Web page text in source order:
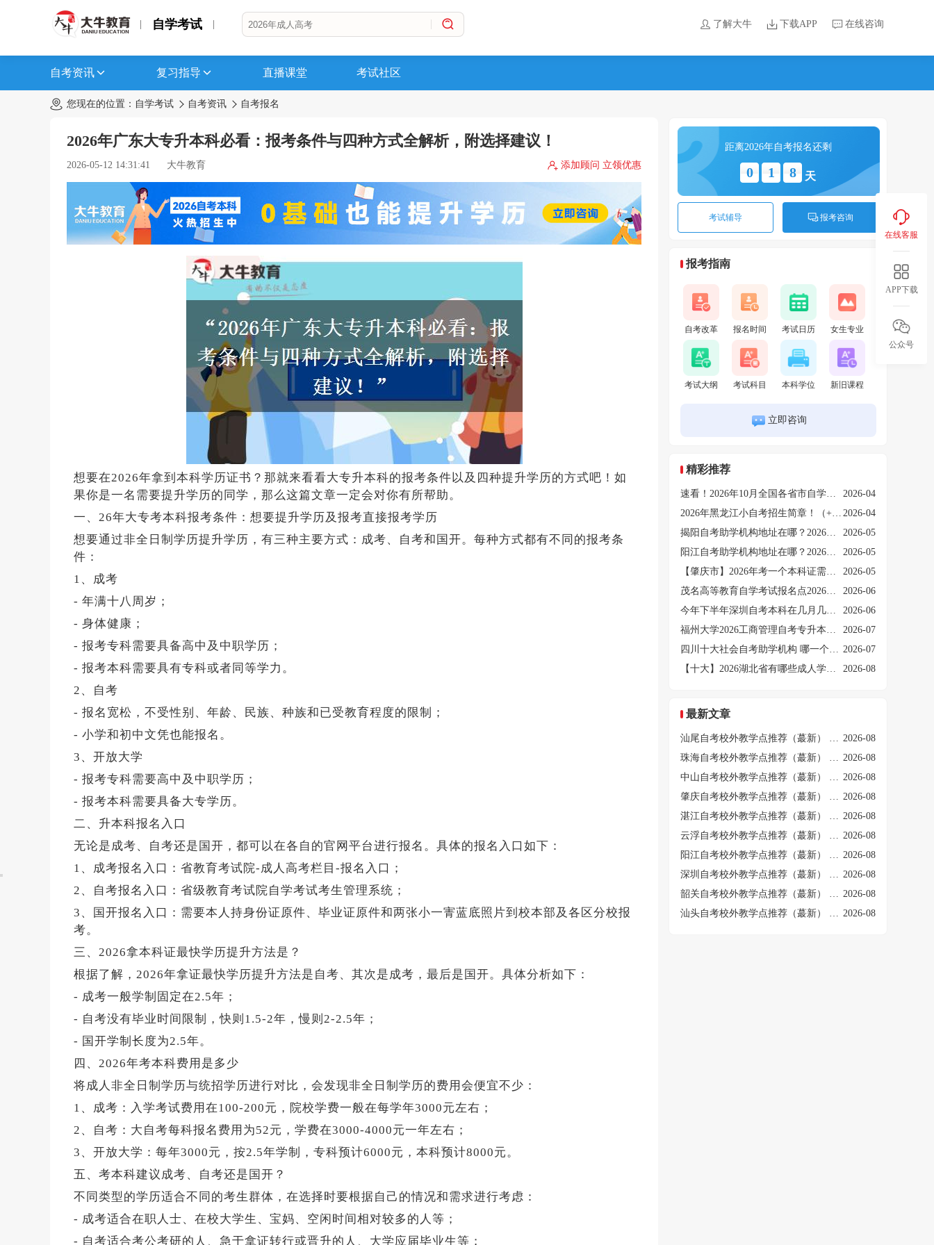
自学考试 了解大牛 下载APP 在线咨询
自考资讯 复习指导 直播课堂 考试社区
您现在的位置： 自学考试 自考资讯 自考报名
2026年广东大专升本科必看：报考条件与四种方式全解析，附选择建议！
2026-05-12 14:31:41 大牛教育 添加顾问 立领优惠
想要在2026年拿到本科学历证书？那就来看看大专升本科的报考条件以及四种提升学历的方式吧！如
果你是一名需要提升学历的同学，那么这篇文章一定会对你有所帮助。
一、26年大专考本科报考条件：想要提升学历及报考直接报考学历
想要通过非全日制学历提升学历，有三种主要方式：成考、自考和国开。每种方式都有不同的报考条
件：
1、成考
- 年满十八周岁；
- 身体健康；
- 报考专科需要具备高中及中职学历；
- 报考本科需要具有专科或者同等学力。
2、自考
- 报名宽松，不受性别、年龄、民族、种族和已受教育程度的限制；
- 小学和初中文凭也能报名。
3、开放大学
- 报考专科需要高中及中职学历；
- 报考本科需要具备大专学历。
二、升本科报名入口
无论是成考、自考还是国开，都可以在各自的官网平台进行报名。具体的报名入口如下：
1、成考报名入口：省教育考试院-成人高考栏目-报名入口；
2、自考报名入口：省级教育考试院自学考试考生管理系统；
3、国开报名入口：需要本人持身份证原件、毕业证原件和两张小一寈蓝底照片到校本部及各区分校报
考。
三、2026拿本科证最快学历提升方法是？
根据了解，2026年拿证最快学历提升方法是自考、其次是成考，最后是国开。具体分析如下：
- 成考一般学制固定在2.5年；
- 自考没有毕业时间限制，快则1.5-2年，慢则2-2.5年；
- 国开学制长度为2.5年。
四、2026年考本科费用是多少
将成人非全日制学历与统招学历进行对比，会发现非全日制学历的费用会便宜不少：
1、成考：入学考试费用在100-200元，院校学费一般在每学年3000元左右；
2、自考：大自考每科报名费用为52元，学费在3000-4000元一年左右；
3、开放大学：每年3000元，按2.5年学制，专科预计6000元，本科预计8000元。
五、考本科建议成考、自考还是国开？
不同类型的学历适合不同的考生群体，在选择时要根据自己的情况和需求进行考虑：
- 成考适合在职人士、在校大学生、宝妈、空闲时间相对较多的人等；
- 自考适合考公考研的人、急于拿证转行或晋升的人、大学应届毕业生等；
距离2026年自考报名还剩
0 1 8 天
考试辅导 报考咨询
报考指南
自考改革 报名时间 考试日历 女生专业
考试大纲 考试科目 本科学位 新旧课程
立即咨询
精彩推荐
速看！2026年10月全国各省市自学考试时间安排汇总，附关键时间节点！
2026-04
2026年黑龙江小自考招生简章！（+院校专业+指南） 2026-04
揭阳自考助学机构地址在哪？2026年哪个实力强和靠谱？
2026-05
阳江自考助学机构地址在哪？2026年哪个实力强和靠谱？
2026-05
【肇庆市】2026年考一个本科证需要多少钱？详解！
2026-05
茂名高等教育自学考试报名点2026（+流程+条件）
2026-06
今年下半年深圳自考本科在几月几日报名
2026-06
福州大学2026工商管理自考专升本必考课程（附表）
2026-07
四川十大社会自考助学机构 哪一个值得报？ 2026-07
【十大】2026湖北省有哪些成人学历提升培训机构
2026-08
最新文章
汕尾自考校外教学点推荐（蕞新） 十大合规培训机构排名！ 2026-08
珠海自考校外教学点推荐（蕞新） 十大合规培训机构排名！ 2026-08
中山自考校外教学点推荐（蕞新） 十大合规培训机构排名！ 2026-08
肇庆自考校外教学点推荐（蕞新） 十大合规培训机构排名！ 2026-08
湛江自考校外教学点推荐（蕞新） 十大合规培训机构排名！ 2026-08
云浮自考校外教学点推荐（蕞新） 十大合规培训机构排名！ 2026-08
阳江自考校外教学点推荐（蕞新） 十大合规培训机构排名！ 2026-08
深圳自考校外教学点推荐（蕞新） 十大合规培训机构排名！ 2026-08
韶关自考校外教学点推荐（蕞新） 十大合规培训机构排名！ 2026-08
汕头自考校外教学点推荐（蕞新） 十大合规培训机构排名！ 2026-08
在线客服
APP下载
公众号